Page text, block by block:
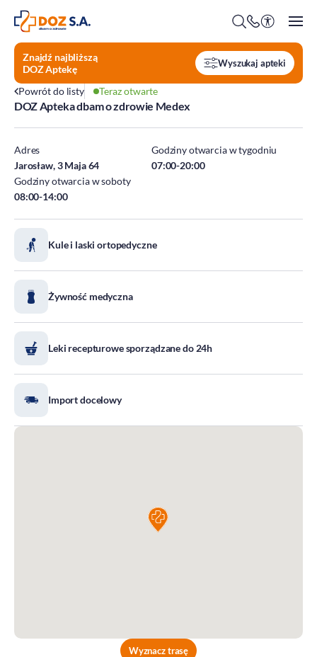
O firmie
Praca w Centrali
ESG
Środowisko
Społeczeństwo
Standardy Ochrony Małoletnich
Tradycja aptekarstwa
Kodeks Etyki
Znajdź najbliższą
DOZ Aptekę
Wyszukaj apteki
Powrót do listy Teraz otwarte
DOZ Apteka dbam o zdrowie Medex
Adres
Jarosław, 3 Maja 64
Godziny otwarcia w tygodniu
07:00-20:00
Godziny otwarcia w soboty
08:00-14:00
Kule i laski ortopedyczne
Żywność medyczna
Leki recepturowe sporządzane do 24h
Import docelowy
Wyznacz trasę